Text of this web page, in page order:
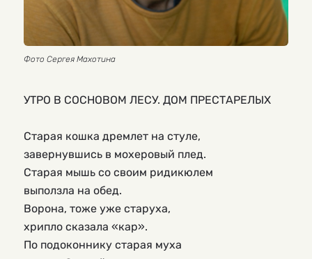
Фото Сергея Махотина
УТРО В СОСНОВОМ ЛЕСУ. ДОМ ПРЕСТАРЕЛЫХ
Старая кошка дремлет на стуле,
завернувшись в мохеровый плед.
Старая мышь со своим ридикюлем
выползла на обед.
Ворона, тоже уже старуха,
хрипло сказала «кар».
По подоконнику старая муха